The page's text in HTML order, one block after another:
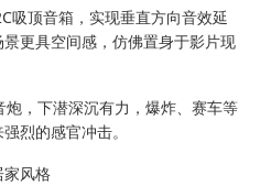
吸顶音箱，实现垂直方向音效延
更具空间感，仿佛置身于影片现
，下潜深沉有力，爆炸、赛车等
烈的感官冲击。
家风格